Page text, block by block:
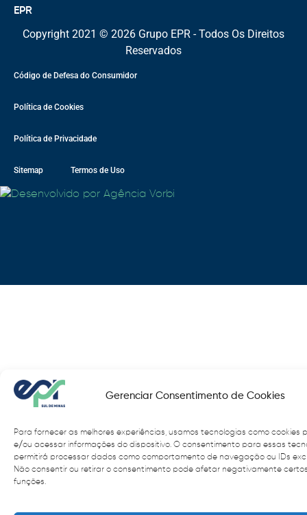
Gerenciar Consentimento de Cookies
Para fornecer as melhores experiências, usamos tecnologias como cookies
e/ou acessar informações do dispositivo. O consentimento para essas
permitirá processar dados como comportamento de navegação ou IDs
Não consentir ou retirar o consentimento pode afetar negativamente
funções.
EPR
Copyright 2021 © 2026 Grupo EPR - Todos Os Direitos
Reservados
Código de Defesa do Consumidor
Política de Cookies
Política de Privacidade
Sitemap Termos de Uso